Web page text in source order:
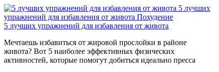
5 лучших
упражнений для избавления от живота Похудение
5 лучших упражнений для избавления от живота
Мечтаешь избавиться от жировой прослойки в районе
живота? Вот 5 наиболее эффективных физических
активностей, которые помогут добиться идеально пресса